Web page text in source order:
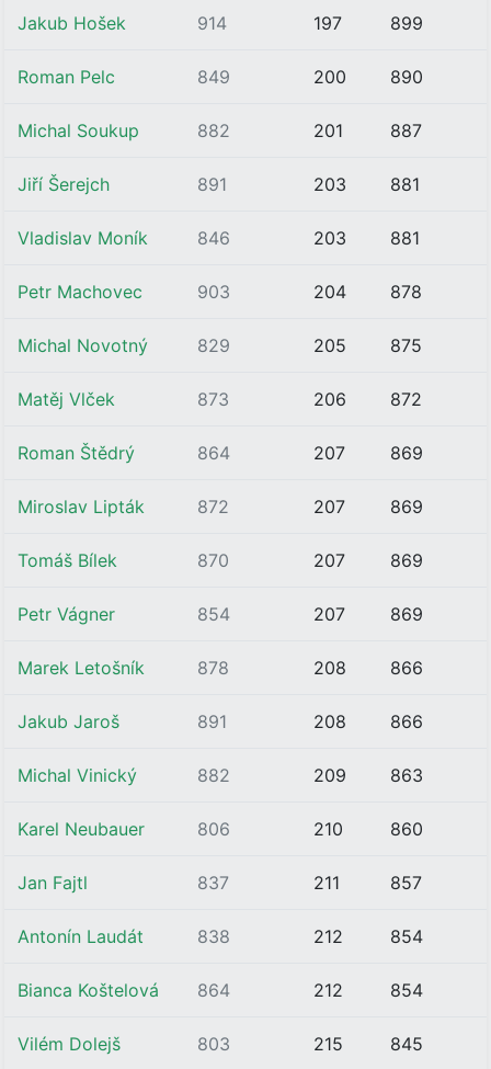
Jakub Hošek 914 197 899
Roman Pelc 849 200 890
Michal Soukup 882 201 887
Jiří Šerejch 891 203 881
Vladislav Moník 846 203 881
Petr Machovec 903 204 878
Michal Novotný 829 205 875
Matěj Vlček 873 206 872
Roman Štědrý 864 207 869
Miroslav Lipták 872 207 869
Tomáš Bílek 870 207 869
Petr Vágner 854 207 869
Marek Letošník 878 208 866
Jakub Jaroš 891 208 866
Michal Vinický 882 209 863
Karel Neubauer 806 210 860
Jan Fajtl 837 211 857
Antonín Laudát 838 212 854
Bianca Koštelová 864 212 854
Vilém Dolejš 803 215 845